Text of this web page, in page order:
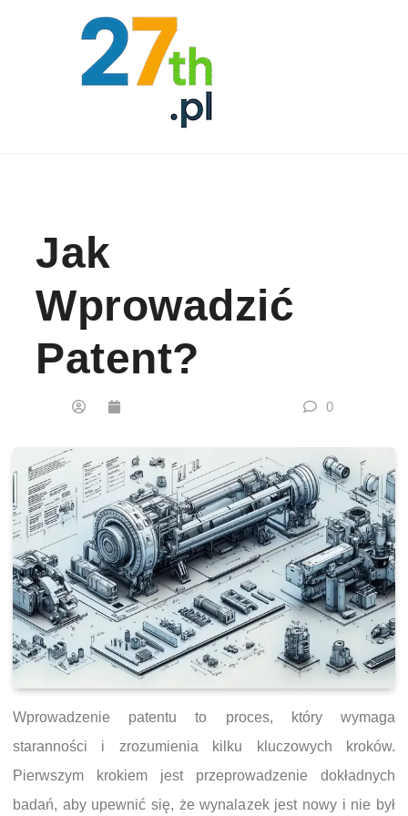
Jak
Wprowadzić
Patent?
0
Wprowadzenie patentu to proces, który wymaga
staranności i zrozumienia kilku kluczowych kroków.
Pierwszym krokiem jest przeprowadzenie dokładnych
badań, aby upewnić się, że wynalazek jest nowy i nie był